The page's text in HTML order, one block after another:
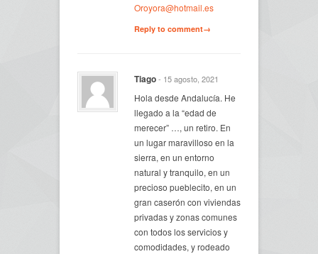
Oroyora@hotmail.es
Reply to comment→
Tiago- 15 agosto, 2021
Hola desde Andalucía. He
llegado a la “edad de
merecer” …, un retiro. En
un lugar maravilloso en la
sierra, en un entorno
natural y tranquilo, en un
precioso pueblecito, en un
gran caserón con viviendas
privadas y zonas comunes
con todos los servicios y
comodidades, y rodeado